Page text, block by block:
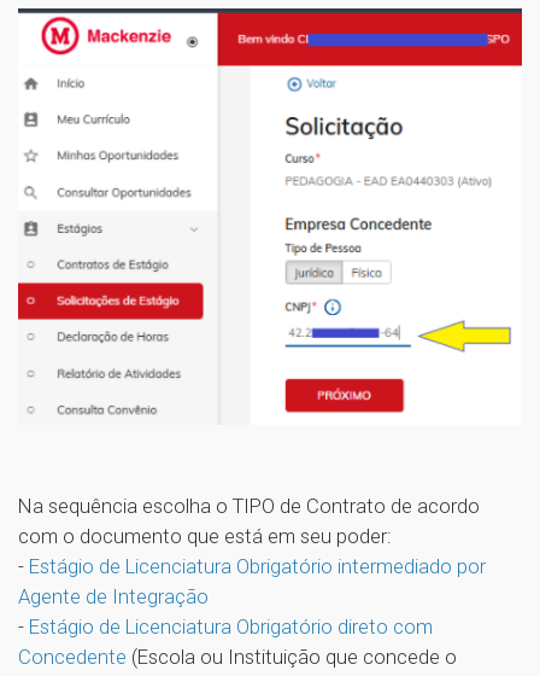
Na sequência escolha o TIPO de Contrato de acordo
com o documento que está em seu poder:
- Estágio de Licenciatura Obrigatório intermediado por
Agente de Integração
- Estágio de Licenciatura Obrigatório direto com
Concedente (Escola ou Instituição que concede o